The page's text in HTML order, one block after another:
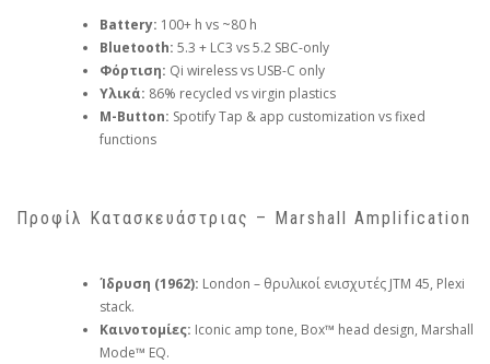
Battery: 100+ h vs ~80 h
Bluetooth: 5.3 + LC3 vs 5.2 SBC-only
Φόρτιση: Qi wireless vs USB-C only
Υλικά: 86% recycled vs virgin plastics
M-Button: Spotify Tap & app customization vs fixed
functions
Προφίλ Κατασκευάστριας – Marshall Amplification
Ίδρυση (1962): London – θρυλικοί ενισχυτές JTM 45, Plexi
stack.
Καινοτομίες: Iconic amp tone, Box™ head design, Marshall
Mode™ EQ.